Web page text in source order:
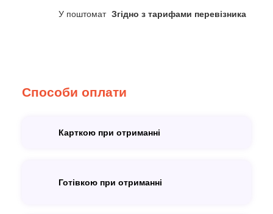
У поштомат Згідно з тарифами перевізника
Способи оплати
Карткою при отриманні
Готівкою при отриманні